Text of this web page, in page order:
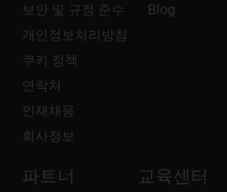
보안 및 규정 준수
개인정보처리방침
쿠키 정책
연락처
인재채용
회사정보
Blog
파트너 교육센터